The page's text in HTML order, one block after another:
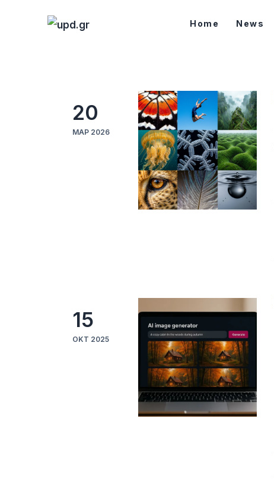
Home News
20
ΜΑΡ 2026
15
ΟΚΤ 2025